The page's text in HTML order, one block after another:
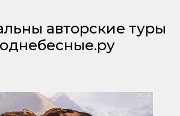
авторские туры